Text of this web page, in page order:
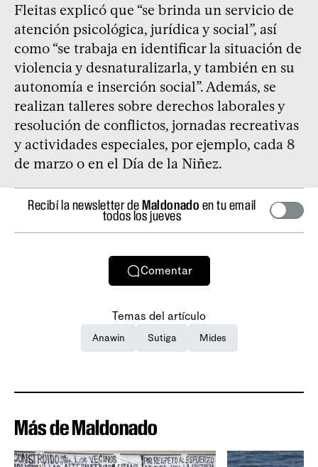
Fleitas explicó que “se brinda un servicio de
atención psicológica, jurídica y social”, así
como “se trabaja en identificar la situación de
violencia y desnaturalizarla, y también en su
autonomía e inserción social”. Además, se
realizan talleres sobre derechos laborales y
resolución de conflictos, jornadas recreativas
y actividades especiales, por ejemplo, cada 8
de marzo o en el Día de la Niñez.
Recibí la newsletter deMaldonado en tu email
todos los jueves
Comentar
Temas del artículo
Anawin Sutiga Mides
Más de Maldonado